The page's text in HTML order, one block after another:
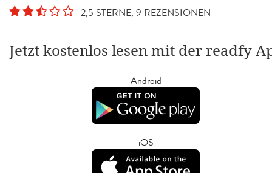
2,5 STERNE, 9 REZENSIONEN
Jetzt kostenlos lesen mit der readfy
Android
iOS